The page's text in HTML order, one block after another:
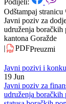
Datum: 03.03.2025.
Podijeli:
Odštampaj stranicu
Javni poziv za
kantona Goražde
|
PDF
Javni pozivi i